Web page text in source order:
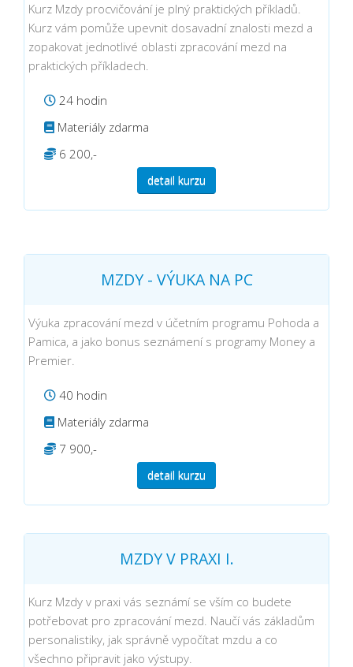
Kurz Mzdy procvičování je plný praktických příkladů.
Kurz vám pomůže upevnit dosavadní znalosti mezd a
zopakovat jednotlivé oblasti zpracování mezd na
praktických příkladech.
24 hodin
Materiály zdarma
6 200,-
detail kurzu
MZDY - VÝUKA NA PC
Výuka zpracování mezd v účetním programu Pohoda a
Pamica, a jako bonus seznámení s programy Money a
Premier.
40 hodin
Materiály zdarma
7 900,-
detail kurzu
MZDY V PRAXI I.
Kurz Mzdy v praxi vás seznámí se vším co budete
potřebovat pro zpracování mezd. Naučí vás základům
personalistiky, jak správně vypočítat mzdu a co
všechno připravit jako výstupy.